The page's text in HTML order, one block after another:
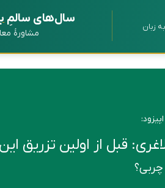
زبان
سال‌های سالمِ
مشاورهٔ معارفهٔ ۱۵ دقیقه‌ای
قبل از اولین تزریق این ۶ نکته را بدانید